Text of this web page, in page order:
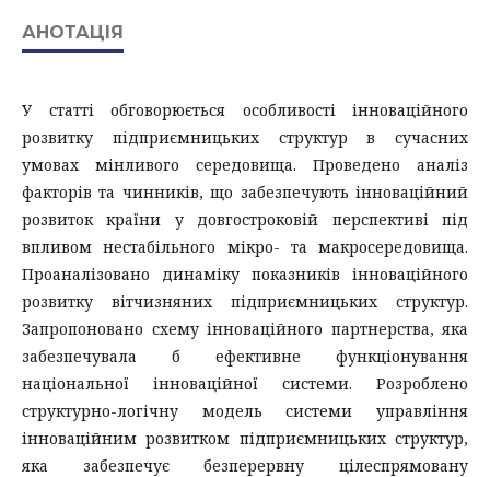
АНОТАЦІЯ
У статті обговорюється особливості інноваційного
розвитку підприємницьких структур в сучасних
умовах мінливого середовища. Проведено аналіз
факторів та чинників, що забезпечують інноваційний
розвиток країни у довгостроковій перспективі під
впливом нестабільного мікро- та макросередовища.
Проаналізовано динаміку показників інноваційного
розвитку вітчизняних підприємницьких структур.
Запропоновано схему інноваційного партнерства, яка
забезпечувала б ефективне функціонування
національної інноваційної системи. Розроблено
структурно-логічну модель системи управління
інноваційним розвитком підприємницьких структур,
яка забезпечує безперервну цілеспрямовану